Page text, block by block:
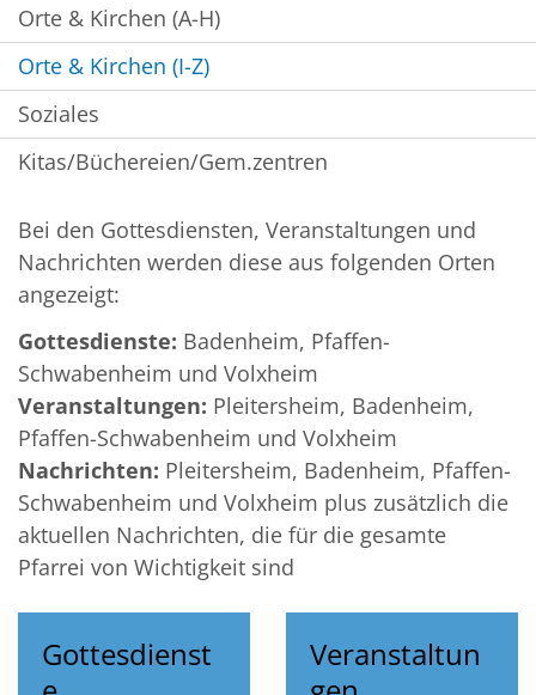
Orte & Kirchen (A-H)
Orte & Kirchen (I-Z)
Soziales
Kitas/Büchereien/Gem.zentren
Bei den Gottesdiensten, Veranstaltungen und
Nachrichten werden diese aus folgenden Orten
angezeigt:
Gottesdienste: Badenheim, Pfaffen-
Schwabenheim und Volxheim
Veranstaltungen: Pleitersheim, Badenheim,
Pfaffen-Schwabenheim und Volxheim
Nachrichten: Pleitersheim, Badenheim, Pfaffen-
Schwabenheim und Volxheim plus zusätzlich die
aktuellen Nachrichten, die für die gesamte
Pfarrei von Wichtigkeit sind
Gottesdienst
Veranstaltun